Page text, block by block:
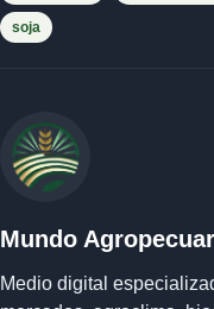
soja
Mundo
Medio digital